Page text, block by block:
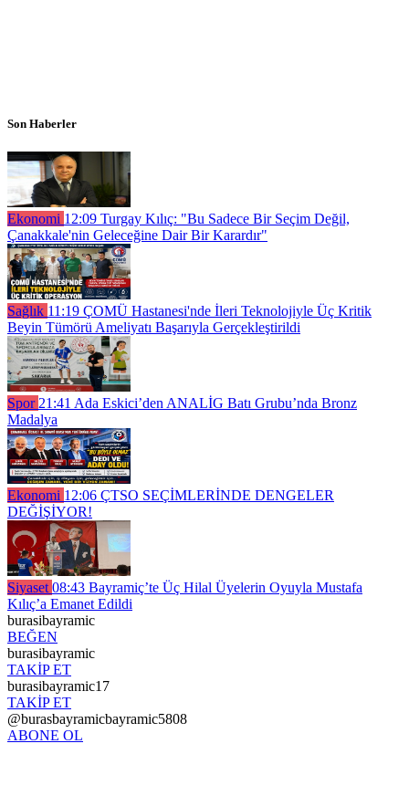
Son Haberler
Ekonomi 12:09 Turgay Kılıç: "Bu Sadece Bir Seçim Değil,
Çanakkale'nin Geleceğine Dair Bir Karardır"
Sağlık 11:19 ÇOMÜ Hastanesi'nde İleri Teknolojiyle Üç Kritik
Beyin Tümörü Ameliyatı Başarıyla Gerçekleştirildi
Spor 21:41 Ada Eskici’den ANALİG Batı Grubu’nda Bronz
Madalya
Ekonomi 12:06 ÇTSO SEÇİMLERİNDE DENGELER
DEĞİŞİYOR!
Siyaset 08:43 Bayramiç’te Üç Hilal Üyelerin Oyuyla Mustafa
Kılıç’a Emanet Edildi
burasibayramic
BEĞEN
burasibayramic
TAKİP ET
burasibayramic17
TAKİP ET
@burasbayramicbayramic5808
ABONE OL